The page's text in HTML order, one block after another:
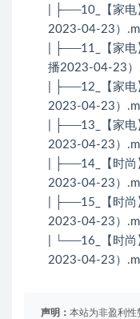
| ├──10_【家电
2023-04-23）
| ├──11_【家电
播2023-04-23
| ├──12_【家电
2023-04-23）
| ├──13_【家电
2023-04-23）
| ├──14_【时尚
2023-04-23）
| ├──15_【时尚
2023-04-23）
| └──16_【时尚
2023-04-23）
声明： 本站为非盈利性